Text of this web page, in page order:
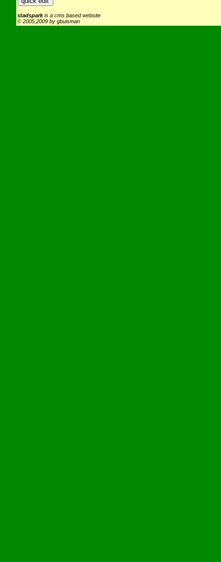
stadsparkis a cms based website
© 2005,2009 by gbuisman